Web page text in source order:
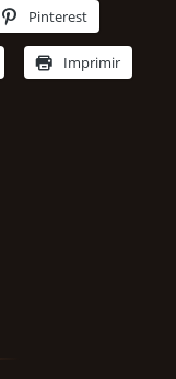
Pinterest
Imprimir